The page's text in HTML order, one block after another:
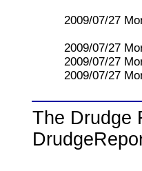
2009/07/27
2009/07/27
2009/07/27
2009/07/27
The Drudge